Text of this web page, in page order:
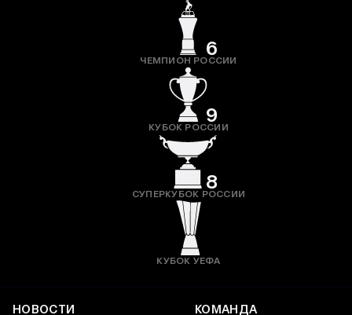
6
ЧЕМПИОН РОССИИ
9
КУБОК РОССИИ
8
СУПЕРКУБОК РОССИИ
КУБОК УЕФА
НОВОСТИ КОМАНДА